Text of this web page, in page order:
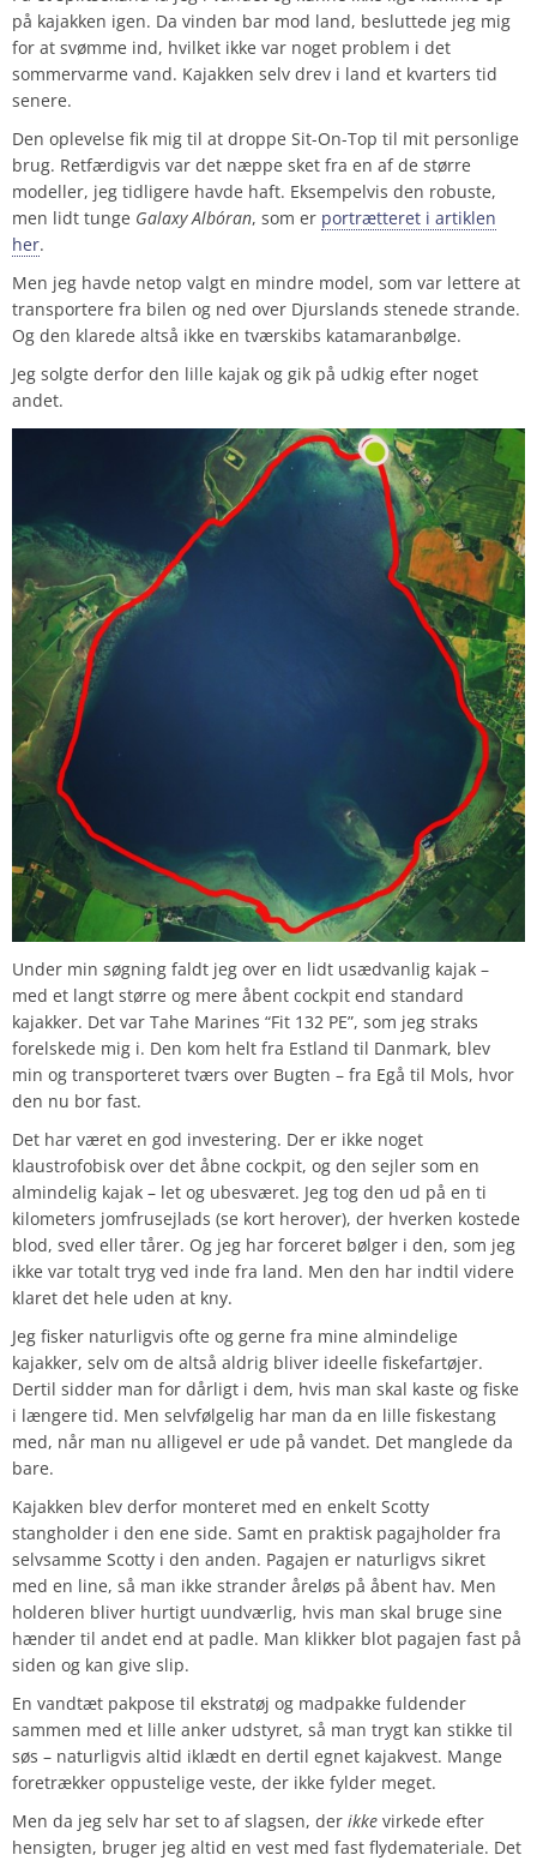
på kajakken igen. Da vinden bar mod land, besluttede jeg mig
for at svømme ind, hvilket ikke var noget problem i det
sommervarme vand. Kajakken selv drev i land et kvarters tid
senere.
Den oplevelse fik mig til at droppe Sit-On-Top til mit personlige
brug. Retfærdigvis var det næppe sket fra en af de større
modeller, jeg tidligere havde haft. Eksempelvis den robuste,
men lidt tunge Galaxy Albóran, som er portrætteret i artiklen
her.
Men jeg havde netop valgt en mindre model, som var lettere at
transportere fra bilen og ned over Djurslands stenede strande.
Og den klarede altså ikke en tværskibs katamaranbølge.
Jeg solgte derfor den lille kajak og gik på udkig efter noget
andet.
Under min søgning faldt jeg over en lidt usædvanlig kajak –
med et langt større og mere åbent cockpit end standard
kajakker. Det var Tahe Marines “Fit 132 PE”, som jeg straks
forelskede mig i. Den kom helt fra Estland til Danmark, blev
min og transporteret tværs over Bugten – fra Egå til Mols, hvor
den nu bor fast.
Det har været en god investering. Der er ikke noget
klaustrofobisk over det åbne cockpit, og den sejler som en
almindelig kajak – let og ubesværet. Jeg tog den ud på en ti
kilometers jomfrusejlads (se kort herover), der hverken kostede
blod, sved eller tårer. Og jeg har forceret bølger i den, som jeg
ikke var totalt tryg ved inde fra land. Men den har indtil videre
klaret det hele uden at kny.
Jeg fisker naturligvis ofte og gerne fra mine almindelige
kajakker, selv om de altså aldrig bliver ideelle fiskefartøjer.
Dertil sidder man for dårligt i dem, hvis man skal kaste og fiske
i længere tid. Men selvfølgelig har man da en lille fiskestang
med, når man nu alligevel er ude på vandet. Det manglede da
bare.
Kajakken blev derfor monteret med en enkelt Scotty
stangholder i den ene side. Samt en praktisk pagajholder fra
selvsamme Scotty i den anden. Pagajen er naturligvs sikret
med en line, så man ikke strander åreløs på åbent hav. Men
holderen bliver hurtigt uundværlig, hvis man skal bruge sine
hænder til andet end at padle. Man klikker blot pagajen fast på
siden og kan give slip.
En vandtæt pakpose til ekstratøj og madpakke fuldender
sammen med et lille anker udstyret, så man trygt kan stikke til
søs – naturligvis altid iklædt en dertil egnet kajakvest. Mange
foretrækker oppustelige veste, der ikke fylder meget.
Men da jeg selv har set to af slagsen, der ikke virkede efter
hensigten, bruger jeg altid en vest med fast flydemateriale. Det